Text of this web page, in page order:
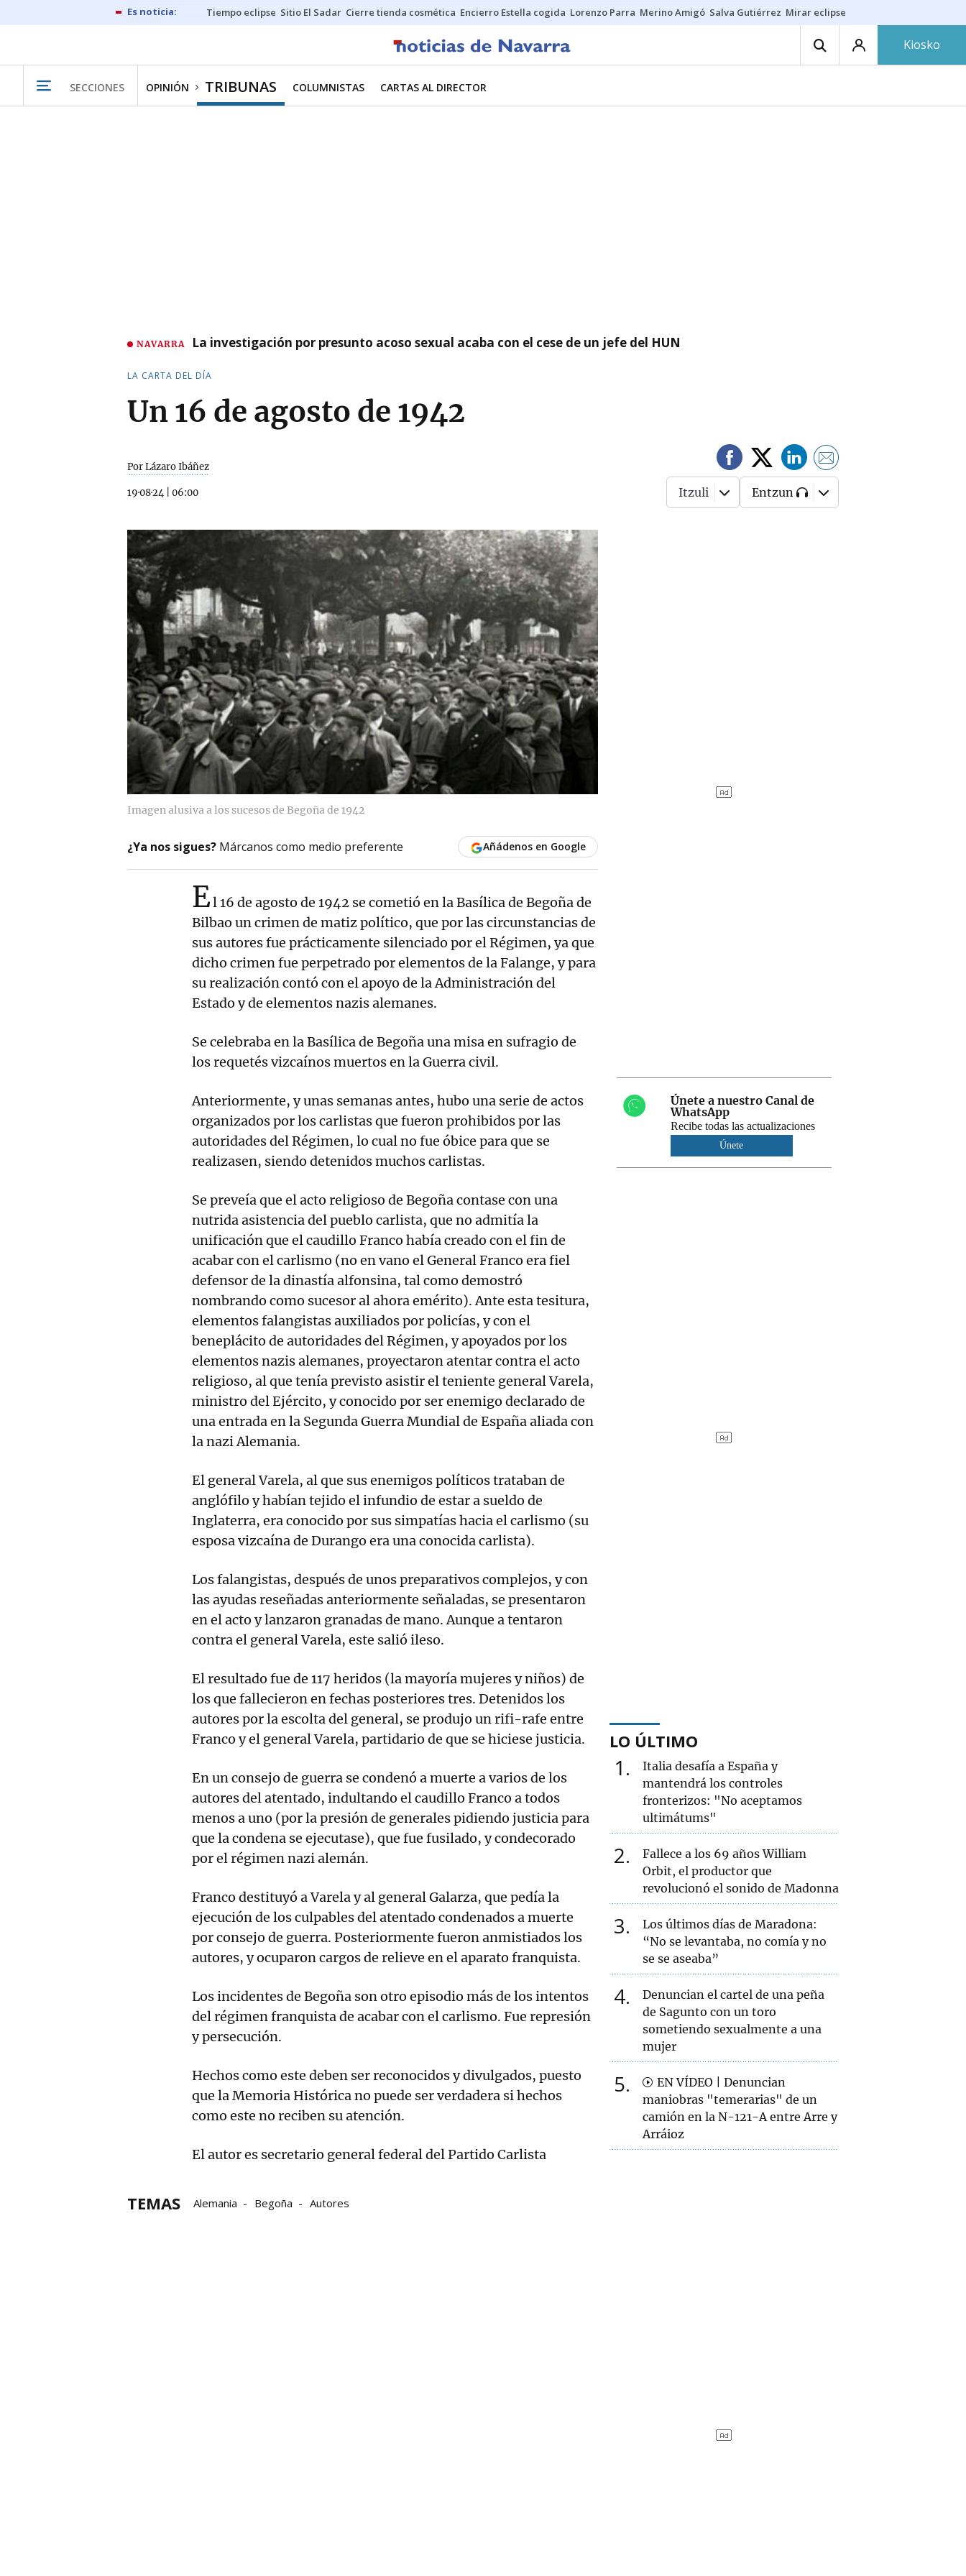
Tiempo eclipse Sitio El Sadar Cierre tienda cosmética Encierro Estella cogida Lorenzo Parra Merino Amigó Salva Gutiérrez Mirar eclipse
Kiosko
SECCIONES OPINIÓN TRIBUNAS COLUMNISTAS CARTAS AL DIRECTOR
NAVARRA La investigación por presunto acoso sexual acaba con el cese de un jefe del HUN
LA CARTA DEL DÍA
Un 16 de agosto de 1942
Por Lázaro Ibáñez
19·08·24 06:00 Itzuli Entzun
Imagen alusiva a los sucesos de Begoña de 1942
¿Ya nos sigues? Márcanos como medio preferente Añádenos en Google
El 16 de agosto de 1942 se cometió en la Basílica de Begoña de
Bilbao un crimen de matiz político, que por las circunstancias de
sus autores fue prácticamente silenciado por el Régimen, ya que
dicho crimen fue perpetrado por elementos de la Falange, y para
su realización contó con el apoyo de la Administración del
Estado y de elementos nazis alemanes.
Se celebraba en la Basílica de Begoña una misa en sufragio de
los requetés vizcaínos muertos en la Guerra civil.
Anteriormente, y unas semanas antes, hubo una serie de actos
organizados por los carlistas que fueron prohibidos por las
autoridades del Régimen, lo cual no fue óbice para que se
realizasen, siendo detenidos muchos carlistas.
Se preveía que el acto religioso de Begoña contase con una
nutrida asistencia del pueblo carlista, que no admitía la
unificación que el caudillo Franco había creado con el fin de
acabar con el carlismo (no en vano el General Franco era fiel
defensor de la dinastía alfonsina, tal como demostró
nombrando como sucesor al ahora emérito). Ante esta tesitura,
elementos falangistas auxiliados por policías, y con el
beneplácito de autoridades del Régimen, y apoyados por los
elementos nazis alemanes, proyectaron atentar contra el acto
religioso, al que tenía previsto asistir el teniente general Varela,
ministro del Ejército, y conocido por ser enemigo declarado de
una entrada en la Segunda Guerra Mundial de España aliada con
la nazi Alemania.
El general Varela, al que sus enemigos políticos trataban de
anglófilo y habían tejido el infundio de estar a sueldo de
Inglaterra, era conocido por sus simpatías hacia el carlismo (su
esposa vizcaína de Durango era una conocida carlista).
Los falangistas, después de unos preparativos complejos, y con
las ayudas reseñadas anteriormente señaladas, se presentaron
en el acto y lanzaron granadas de mano. Aunque a tentaron
contra el general Varela, este salió ileso.
El resultado fue de 117 heridos (la mayoría mujeres y niños) de
los que fallecieron en fechas posteriores tres. Detenidos los
autores por la escolta del general, se produjo un rifi-rafe entre
Franco y el general Varela, partidario de que se hiciese justicia.
En un consejo de guerra se condenó a muerte a varios de los
autores del atentado, indultando el caudillo Franco a todos
menos a uno (por la presión de generales pidiendo justicia para
que la condena se ejecutase), que fue fusilado, y condecorado
por el régimen nazi alemán.
Franco destituyó a Varela y al general Galarza, que pedía la
ejecución de los culpables del atentado condenados a muerte
por consejo de guerra. Posteriormente fueron anmistiados los
autores, y ocuparon cargos de relieve en el aparato franquista.
Los incidentes de Begoña son otro episodio más de los intentos
del régimen franquista de acabar con el carlismo. Fue represión
y persecución.
Hechos como este deben ser reconocidos y divulgados, puesto
que la Memoria Histórica no puede ser verdadera si hechos
como este no reciben su atención.
El autor es secretario general federal del Partido Carlista
TEMAS Alemania Begoña Autores
Únete a nuestro Canal de
WhatsApp
Recibe todas las actualizaciones
Únete
LO ÚLTIMO
1
Italia desafía a España y
mantendrá los controles
fronterizos: "No aceptamos
ultimátums"
2
Fallece a los 69 años William
Orbit, el productor que
revolucionó el sonido de Madonna
3
Los últimos días de Maradona:
“No se levantaba, no comía y no
se se aseaba”
4
Denuncian el cartel de una peña
de Sagunto con un toro
sometiendo sexualmente a una
mujer
5
EN VÍDEO | Denuncian
maniobras "temerarias" de un
camión en la N-121-A entre Arre y
Arráioz